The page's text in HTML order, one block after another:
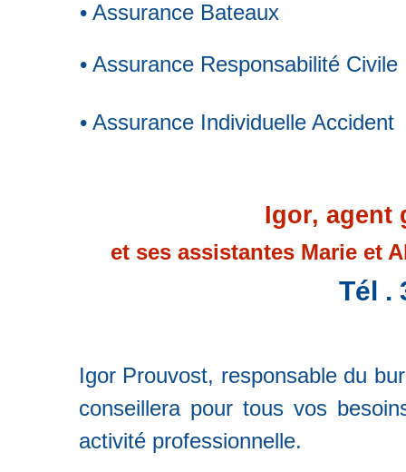
• Assurance Bateaux
• Assurance Responsabilité Civile
• Assurance Individuelle Accident
Igor, agent
et ses assistantes Marie et
Tél .
Igor Prouvost, responsable du
conseillera pour tous vos
activité professionnelle.